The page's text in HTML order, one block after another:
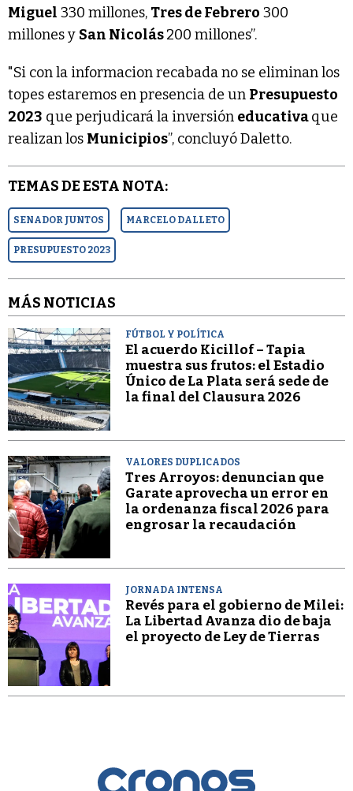
Miguel 330 millones, Tres de Febrero 300
millones y San Nicolás200 millones”.
"Si con la informacion recabada no se eliminan los
topes estaremos en presencia de un Presupuesto
2023 que perjudicará la inversión educativaque
realizan los Municipios”, concluyó Daletto.
TEMAS DE ESTA NOTA:
SENADOR JUNTOS MARCELO DALLETO
PRESUPUESTO 2023
MÁS NOTICIAS
FÚTBOL Y POLÍTICA
El acuerdo Kicillof – Tapia
muestra sus frutos: el Estadio
Único de La Plata será sede de
la final del Clausura 2026
VALORES DUPLICADOS
Tres Arroyos: denuncian que
Garate aprovecha un error en
la ordenanza fiscal 2026 para
engrosar la recaudación
JORNADA INTENSA
Revés para el gobierno de Milei:
La Libertad Avanza dio de baja
el proyecto de Ley de Tierras